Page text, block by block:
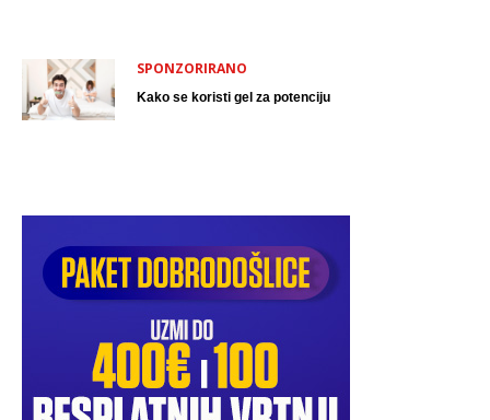
SPONZORIRANO
Kako se koristi gel za potenciju